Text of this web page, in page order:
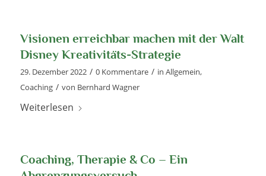
Visionen erreichbar machen mit der Walt
Disney Kreativitäts-Strategie
29. Dezember 2022 / 0 Kommentare / in Allgemein,
Coaching / von Bernhard Wagner
Weiterlesen
Coaching, Therapie & Co – Ein